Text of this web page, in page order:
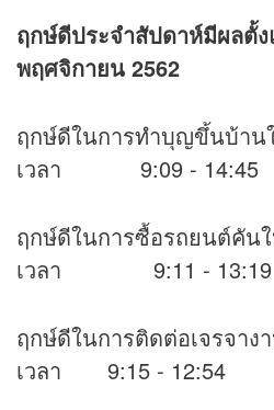
ฤกษ์ดีประจำสัปดาห์มีผลตั้
พฤศจิกายน 2562
ฤกษ์ดีในการทำบุญขึ้นบ้าน
เวลา 9:09 - 14:45
ฤกษ์ดีในการซื้อรถยนต์คัน
เวลา 9:11 - 13:19
ฤกษ์ดีในการติดต่อเจรจาง
เวลา 9:15 - 12:54